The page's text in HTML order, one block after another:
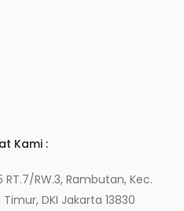
Kami :
RT.7/RW.3, Rambutan, Kec.
DKI Jakarta 13830